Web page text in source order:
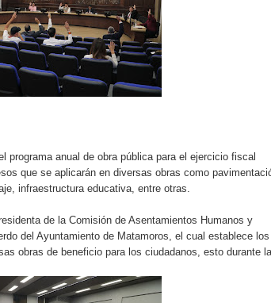
programa anual de obra pública para el ejercicio fiscal
que se aplicarán en diversas obras como
infraestructura educativa, entre otras.
de la Comisión de Asentamientos Humanos y
del Ayuntamiento de Matamoros, el cual establece los
obras de beneficio para los ciudadanos, esto durante la